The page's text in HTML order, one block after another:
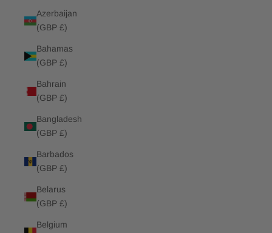
Azerbaijan
(GBP £)
Bahamas
(GBP £)
Bahrain
(GBP £)
Bangladesh
(GBP £)
Barbados
(GBP £)
Belarus
(GBP £)
Belgium